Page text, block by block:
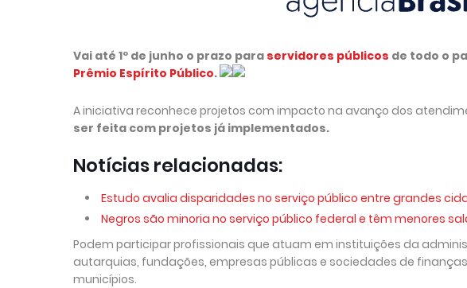
Vai até 1º de junho o prazo para servidores públicos de todo o
Prêmio Espírito Público.
A iniciativa reconhece projetos com impacto na avanço dos
ser feita com projetos já implementados.
Notícias relacionadas:
Estudo avalia disparidades no serviço público entre grandes
Negros são minoria no serviço público federal e têm menores
Podem participar profissionais que atuam em instituições da
autarquias, fundações, empresas públicas e sociedades de
municípios.